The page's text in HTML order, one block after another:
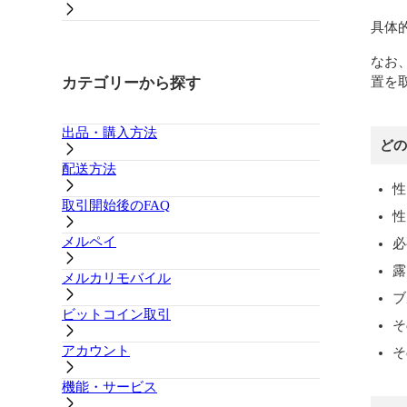
カテゴリーから探す
出品・購入方法
配送方法
取引開始後のFAQ
メルペイ
メルカリモバイル
ビットコイン取引
アカウント
機能・サービス
具体
なお
置を
ど